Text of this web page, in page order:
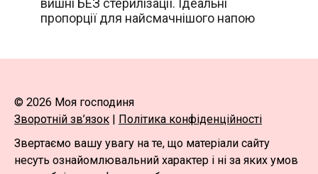
вишні БЕЗ стерилізації. Ідеальні
пропорції для найсмачнішого напою
© 2026 Моя господиня
Зворотній зв’язок | Політика конфіденційності
Звертаємо вашу увагу на те, що матеріали сайту
несуть ознайомлювальний характер і ні за яких умов